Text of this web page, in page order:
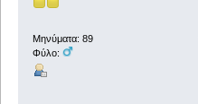
Μηνύματα: 89
Φύλο: